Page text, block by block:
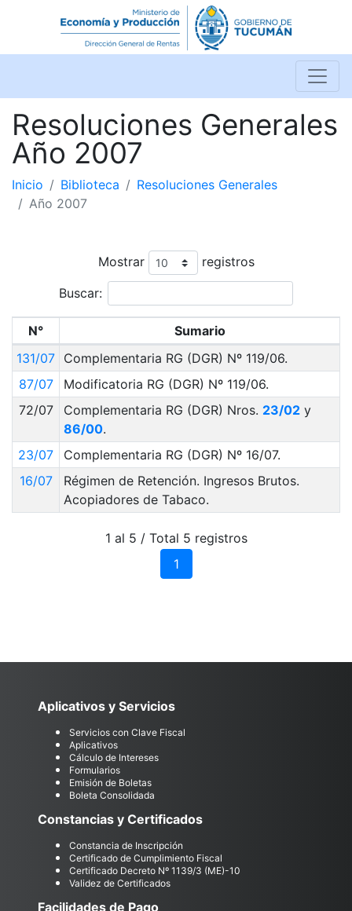
Resoluciones Generales
Año 2007
Inicio Biblioteca
Resoluciones Generales
Año 2007
Mostrar registros
Buscar:
N°
Sumario
131/07 Complementaria RG (DGR) Nº 119/06.
87/07
Modificatoria RG (DGR) Nº 119/06.
72/07
Complementaria RG (DGR) Nros. 23/02y
86/00.
23/07
Complementaria RG (DGR) Nº 16/07.
16/07
Régimen de Retención. Ingresos Brutos.
Acopiadores de Tabaco.
1 al 5 / Total 5 registros
1
Aplicativos y Servicios
Servicios con Clave Fiscal
Aplicativos
Cálculo de Intereses
Formularios
Emisión de Boletas
Boleta Consolidada
Constancias y Certificados
Constancia de Inscripción
Certificado de Cumplimiento Fiscal
Certificado Decreto Nº 1139/3 (ME)-10
Validez de Certificados
Facilidades de Pago